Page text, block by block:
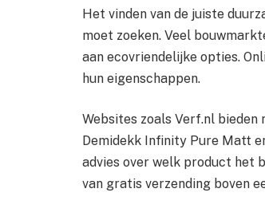
Het vinden van de juiste
moet zoeken. Veel
aan ecovriendelijke opties.
hun eigenschappen.
Websites zoals Verf.nl bieden
Demidekk Infinity Pure Matt
advies over welk product het
van gratis verzending boven